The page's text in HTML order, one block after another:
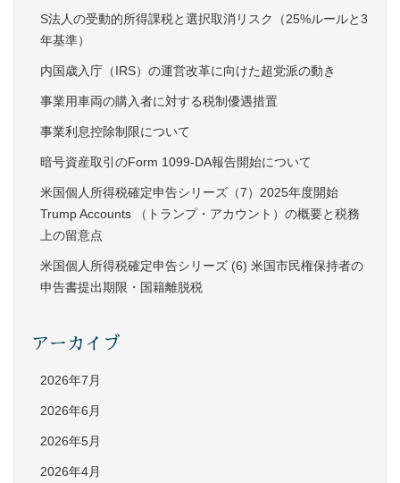
S法人の受動的所得課税と選択取消リスク（25%ルールと3
年基準）
内国歳入庁（IRS）の運営改革に向けた超党派の動き
事業用車両の購入者に対する税制優遇措置
事業利息控除制限について
暗号資産取引のForm 1099-DA報告開始について
米国個人所得税確定申告シリーズ（7）2025年度開始
Trump Accounts （トランプ・アカウント）の概要と税務
上の留意点
米国個人所得税確定申告シリーズ (6) 米国市民権保持者の
申告書提出期限・国籍離脱税
アーカイブ
2026年7月
2026年6月
2026年5月
2026年4月